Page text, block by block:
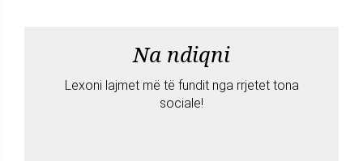
Na ndiqni
Lexoni lajmet më të fundit nga rrjetet tona
sociale!